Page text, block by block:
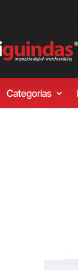
Categorías